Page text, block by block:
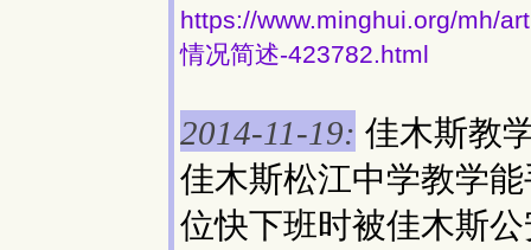
https://www.minghui.org/mh/
情况简述-423782.html
2014-11-19: 佳木斯教
佳木斯松江中学教学
位快下班时被佳木斯